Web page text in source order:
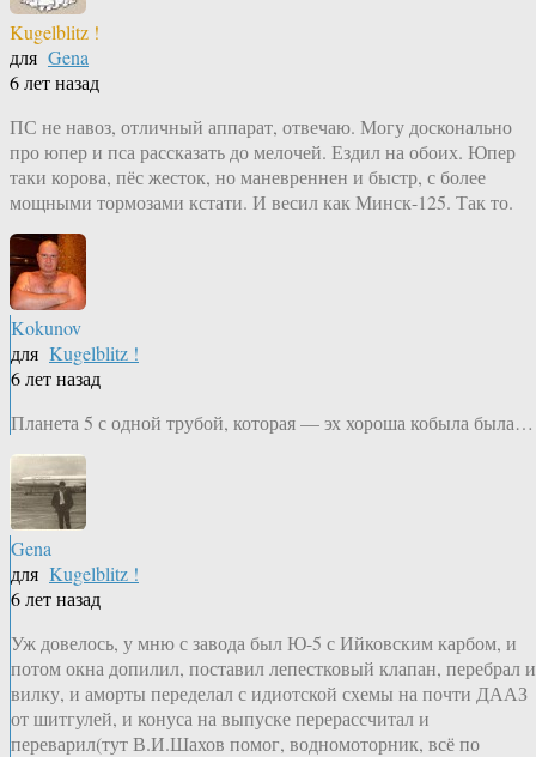
Kugelblitz !
для Gena
6 лет назад
ПС не навоз, отличный аппарат, отвечаю. Могу досконально
про юпер и пса рассказать до мелочей. Ездил на обоих. Юпер
таки корова, пёс жесток, но маневреннен и быстр, с более
мощными тормозами кстати. И весил как Минск-125. Так то.
Kokunov
для Kugelblitz !
6 лет назад
Планета 5 с одной трубой, которая — эх хороша кобыла была…
Gena
для Kugelblitz !
6 лет назад
Уж довелось, у мню с завода был Ю-5 с Ийковским карбом, и
потом окна допилил, поставил лепестковый клапан, перебрал и
вилку, и аморты переделал с идиотской схемы на почти ДААЗ
от шитгулей, и конуса на выпуске перерассчитал и
переварил(тут В.И.Шахов помог, водномоторник, всё по